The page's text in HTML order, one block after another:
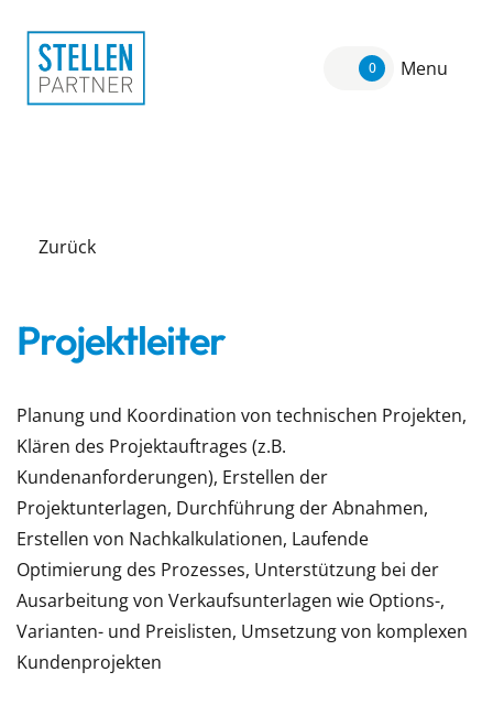
0 Menu
Zurück
Projektleiter
Planung und Koordination von technischen Projekten,
Klären des Projektauftrages (z.B.
Kundenanforderungen), Erstellen der
Projektunterlagen, Durchführung der Abnahmen,
Erstellen von Nachkalkulationen, Laufende
Optimierung des Prozesses, Unterstützung bei der
Ausarbeitung von Verkaufsunterlagen wie Options-,
Varianten- und Preislisten, Umsetzung von komplexen
Kundenprojekten